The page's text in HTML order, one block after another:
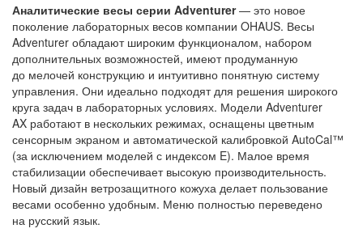
Аналитические весы серии Adventurer— это новое
поколение лабораторных весов компании OHAUS. Весы
Adventurer обладают широким функционалом, набором
дополнительных возможностей, имеют продуманную
до мелочей конструкцию и интуитивно понятную систему
управления. Они идеально подходят для решения широкого
круга задач в лабораторных условиях. Модели Adventurer
AX работают в нескольких режимах, оснащены цветным
сенсорным экраном и автоматической калибровкой AutoCal™
(за исключением моделей с индексом E). Малое время
стабилизации обеспечивает высокую производительность.
Новый дизайн ветрозащитного кожуха делает пользование
весами особенно удобным. Меню полностью переведено
на русский язык.